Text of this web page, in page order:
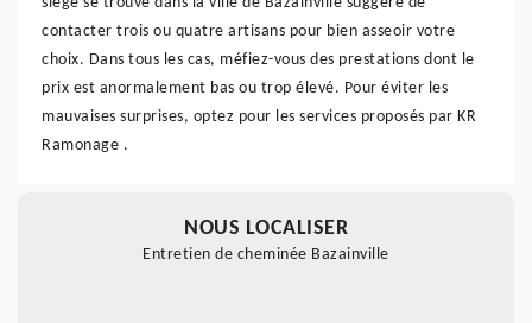
contacter trois ou quatre artisans pour bien asseoir votre
choix. Dans tous les cas, méfiez-vous des prestations dont le
prix est anormalement bas ou trop élevé. Pour éviter les
mauvaises surprises, optez pour les services proposés par KR
Ramonage .
NOUS LOCALISER
Entretien de cheminée Bazainville